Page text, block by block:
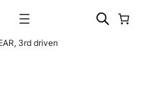
3rd driven